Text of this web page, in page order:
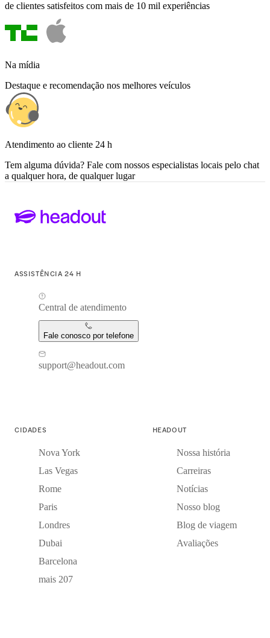
de clientes satisfeitos com mais de 10 mil experiências
Na mídia
Destaque e recomendação nos melhores veículos
Atendimento ao cliente 24 h
Tem alguma dúvida? Fale com nossos especialistas locais pelo chat
a qualquer hora, de qualquer lugar
ASSISTÊNCIA 24 H
Central de atendimento
Fale conosco por telefone
support@headout.com
CIDADES
Nova York
Las Vegas
Rome
Paris
Londres
Dubai
Barcelona
mais 207
HEADOUT
Nossa história
Carreiras
Notícias
Nosso blog
Blog de viagem
Avaliações